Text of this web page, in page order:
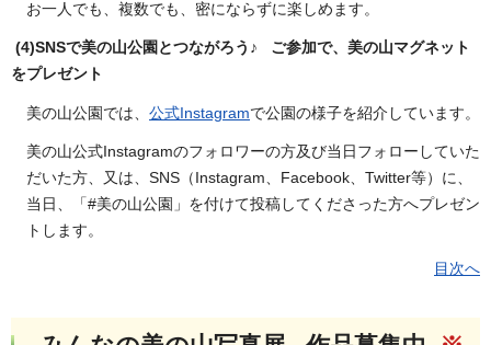
お一人でも、複数でも、密にならずに楽しめます。
(4)SNSで美の山公園とつながろう♪ ご参加で、美の山マグネット
をプレゼント
美の山公園では、 公式Instagramで公園の様子を紹介しています。
美の山公式Instagramのフォロワーの方及び当日フォローしていた
だいた方、又は、SNS（Instagram、Facebook、Twitter等）に、
当日、「#美の山公園」を付けて投稿してくださった方へプレゼン
トします。
目次へ